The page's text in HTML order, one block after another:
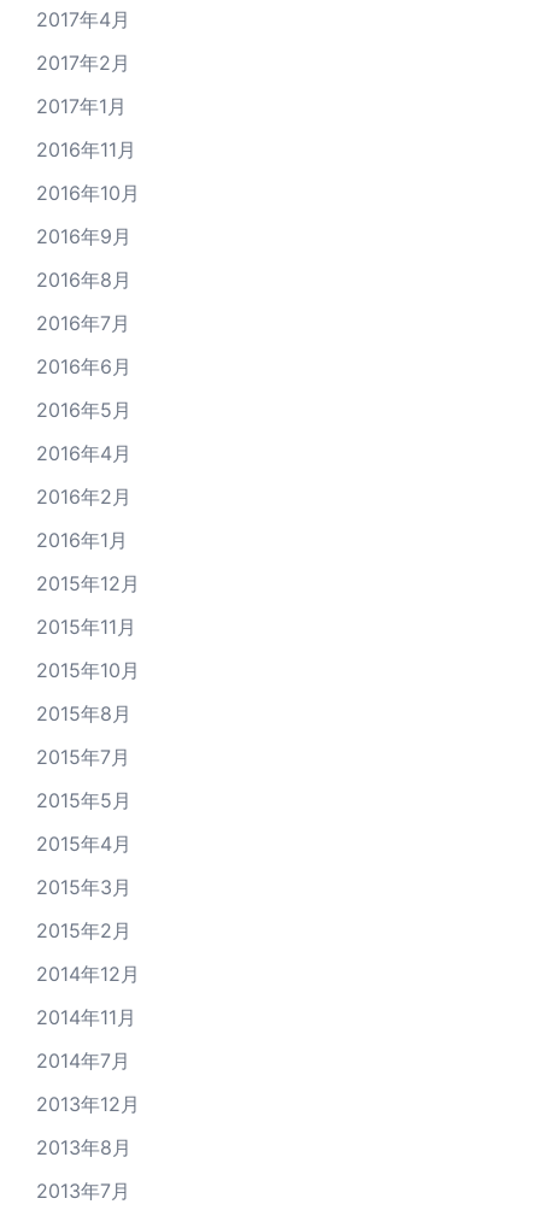
2017年4月
2017年2月
2017年1月
2016年11月
2016年10月
2016年9月
2016年8月
2016年7月
2016年6月
2016年5月
2016年4月
2016年2月
2016年1月
2015年12月
2015年11月
2015年10月
2015年8月
2015年7月
2015年5月
2015年4月
2015年3月
2015年2月
2014年12月
2014年11月
2014年7月
2013年12月
2013年8月
2013年7月